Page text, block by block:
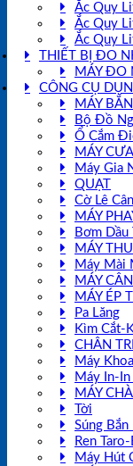
Ắc Quy
Ắc Quy
Ắc Quy
THIẾT BỊ ĐO
MÁY ĐO
CÔNG CỤ
MÁY
Bộ Đồ
Ổ Cắm
MÁY CƯA
Máy Gia
QUẠT
Cờ Lê
MÁY
Bơm
MÁY
Máy Mài
MÁY
MÁY ÉP
Pa Lăng
Kìm Cắt-
CHÂN
Máy
Máy In-In
MÁY
Tời
Súng
Ren
Máy Hút